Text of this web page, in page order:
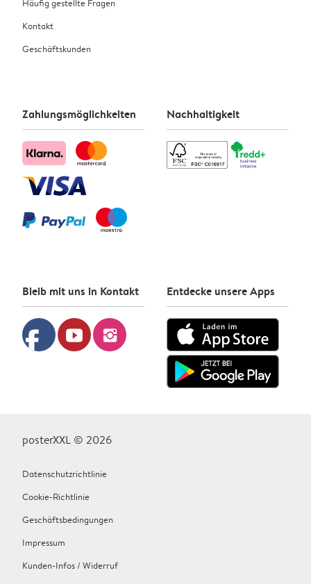
Häufig gestellte Fragen
Kontakt
Geschäftskunden
Zahlungsmöglichkeiten Nachhaltigkeit
Bleib mit uns in Kontakt
facebook youtube instagram
Entdecke unsere Apps
posterXXL © 2026
Datenschutzrichtlinie
Cookie-Richtlinie
Geschäftsbedingungen
Impressum
Kunden-Infos / Widerruf